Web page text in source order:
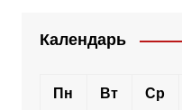
Календарь
Пн Вт Ср